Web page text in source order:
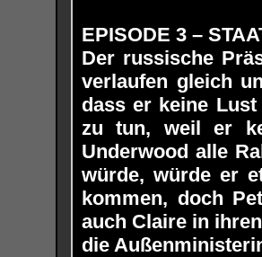
EPISODE 3 –
Der russische
verlaufen gleich
dass er keine
zu tun, weil er
Underwood alle
würde, würde er
kommen, doch
auch Claire in
die